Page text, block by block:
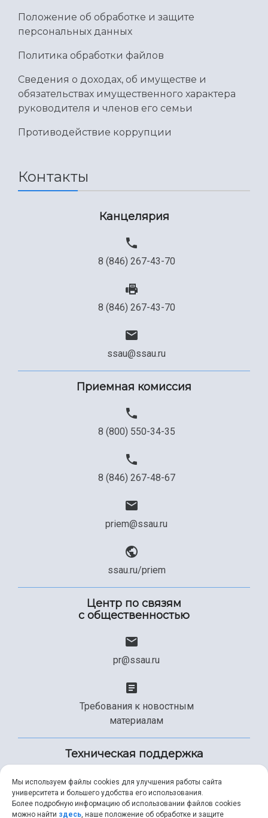
Положение об обработке и защите
персональных данных
Политика обработки файлов
Сведения о доходах, об имуществе и
обязательствах имущественного характера
руководителя и членов его семьи
Противодействие коррупции
Контакты
Канцелярия
8 (846) 267-43-70
8 (846) 267-43-70
ssau@ssau.ru
Приемная комиссия
8 (800) 550-34-35
8 (846) 267-48-67
priem@ssau.ru
ssau.ru/priem
Центр по связям
с общественностью
pr@ssau.ru
Требования к новостным
материалам
Техническая поддержка
+7 (846) 267-49-99
Мы используем файлы cookies для улучшения работы сайта
университета и большего удобства его использования.
Более подробную информацию об использовании файлов cookies
можно найти здесь, наше положение об обработке и защите